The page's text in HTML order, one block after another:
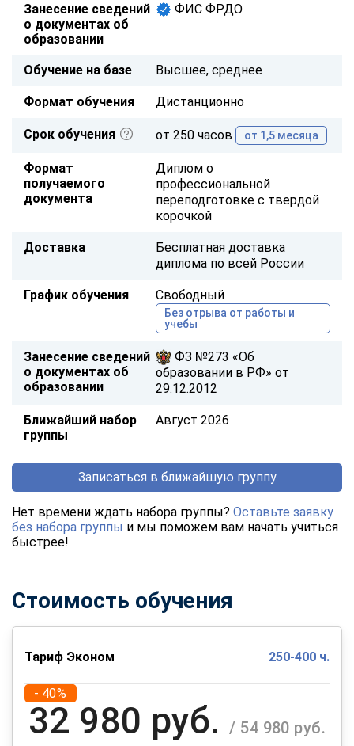
Занесение сведений
о документах об
образовании
ФИС ФРДО
Обучение на базе Высшее, среднее
Формат обучения Дистанционно
Срок обучения от 250 часов от 1,5 месяца
Формат
получаемого
документа
Диплом о
профессиональной
переподготовке с твердой
корочкой
Доставка
Бесплатная доставка
диплома по всей России
График обучения Свободный
Без отрыва от работы и
учебы
Занесение сведений
о документах об
образовании
ФЗ №273 «Об
образовании в РФ» от
29.12.2012
Ближайший набор
группы
Август 2026
Записаться в ближайшую группу
Нет времени ждать набора группы? Оставьте заявку
без набора группы и мы поможем вам начать учиться
быстрее!
Стоимость обучения
Тариф Эконом 250-400 ч.
- 40%
32 980 руб. / 54 980 руб.